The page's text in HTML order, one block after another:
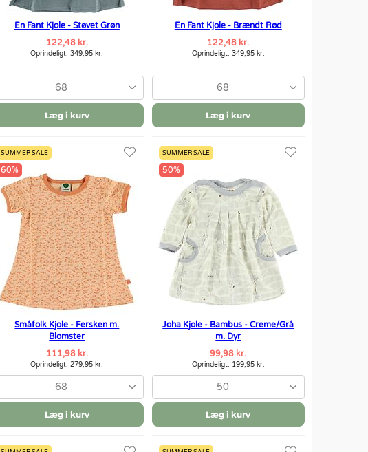
En Fant Kjole - Støvet Grøn
122,48 kr.
Oprindeligt:349,95 kr.
68
Læg i kurv
En Fant Kjole - Brændt Rød
122,48 kr.
Oprindeligt:349,95 kr.
68
Læg i kurv
SUMMER SALE
60%
Småfolk Kjole - Fersken m.
Blomster
111,98 kr.
Oprindeligt:279,95 kr.
68
Læg i kurv
SUMMER SALE
50%
Joha Kjole - Bambus - Creme/Grå
m. Dyr
99,98 kr.
Oprindeligt:199,95 kr.
50
Læg i kurv